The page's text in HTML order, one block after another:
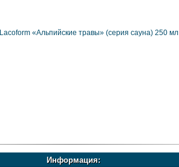
Lacoform «Альпийские травы» (серия сауна) 250 мл
Информация: